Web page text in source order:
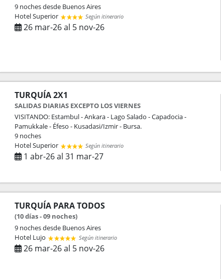
9 nochesdesde Buenos Aires
Hotel Superior
Según itinerario
26 mar-26 al 5 nov-26
TURQUÍA 2X1
SALIDAS DIARIAS EXCEPTO LOS VIERNES
VISITANDO: Estambul - Ankara - Lago Salado - Capadocia -
Pamukkale - Éfeso - Kusadasi/Izmir - Bursa.
9 noches
Hotel Superior
Según itinerario
1 abr-26 al 31 mar-27
TURQUÍA PARA TODOS
(10 días - 09 noches)
9 nochesdesde Buenos Aires
Hotel Lujo
Según itinerario
26 mar-26 al 5 nov-26